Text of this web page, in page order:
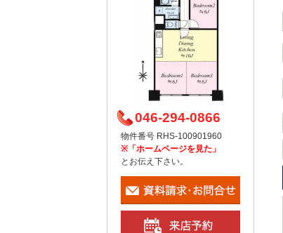
046-294-0866
物件番号 RHS-100901960
※「ホームページを見た」
とお伝え下さい。